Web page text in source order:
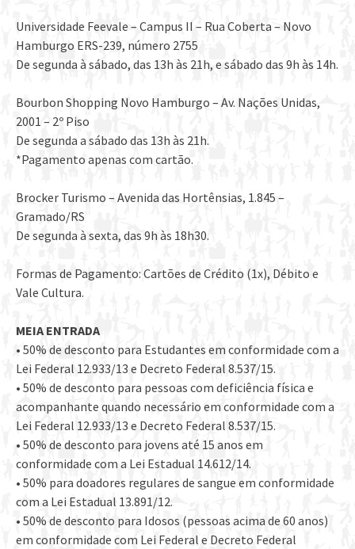
Universidade Feevale – Campus II – Rua Coberta – Novo
Hamburgo ERS-239, número 2755
De segunda à sábado, das 13h às 21h, e sábado das 9h às 14h.
Bourbon Shopping Novo Hamburgo – Av. Nações Unidas,
2001 – 2º Piso
De segunda a sábado das 13h às 21h.
*Pagamento apenas com cartão.
Brocker Turismo – Avenida das Hortênsias, 1.845 –
Gramado/RS
De segunda à sexta, das 9h às 18h30.
Formas de Pagamento: Cartões de Crédito (1x), Débito e
Vale Cultura.
MEIA ENTRADA
• 50% de desconto para Estudantes em conformidade com a
Lei Federal 12.933/13 e Decreto Federal 8.537/15.
• 50% de desconto para pessoas com deficiência física e
acompanhante quando necessário em conformidade com a
Lei Federal 12.933/13 e Decreto Federal 8.537/15.
• 50% de desconto para jovens até 15 anos em
conformidade com a Lei Estadual 14.612/14.
• 50% para doadores regulares de sangue em conformidade
com a Lei Estadual 13.891/12.
• 50% de desconto para Idosos (pessoas acima de 60 anos)
em conformidade com Lei Federal e Decreto Federal